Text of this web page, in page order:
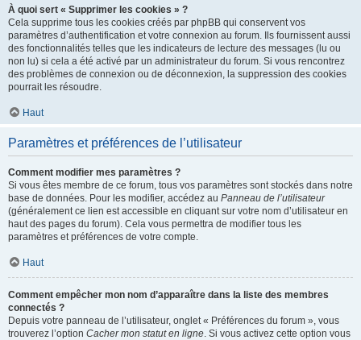
À quoi sert « Supprimer les cookies » ?
Cela supprime tous les cookies créés par phpBB qui conservent vos
paramètres d’authentification et votre connexion au forum. Ils fournissent aussi
des fonctionnalités telles que les indicateurs de lecture des messages (lu ou
non lu) si cela a été activé par un administrateur du forum. Si vous rencontrez
des problèmes de connexion ou de déconnexion, la suppression des cookies
pourrait les résoudre.
Haut
Paramètres et préférences de l’utilisateur
Comment modifier mes paramètres ?
Si vous êtes membre de ce forum, tous vos paramètres sont stockés dans notre
base de données. Pour les modifier, accédez au Panneau de l’utilisateur
(généralement ce lien est accessible en cliquant sur votre nom d’utilisateur en
haut des pages du forum). Cela vous permettra de modifier tous les
paramètres et préférences de votre compte.
Haut
Comment empêcher mon nom d’apparaître dans la liste des membres
connectés ?
Depuis votre panneau de l’utilisateur, onglet « Préférences du forum », vous
trouverez l’option Cacher mon statut en ligne. Si vous activez cette option vous